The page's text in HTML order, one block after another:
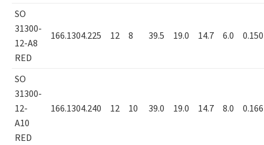
SO
31300-
12-A8
RED
166.1304.225 12 8 39.5 19.0 14.7 6.0 0.150
SO
31300-
12-
A10
RED
166.1304.240 12 10 39.0 19.0 14.7 8.0 0.166